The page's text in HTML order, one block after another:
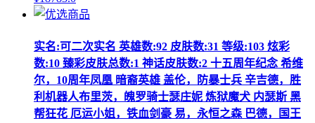
实名:可二次实名 英雄数:92 皮肤数:31 等级:103 炫彩
数:10 臻彩皮肤总数:1 神话皮肤数:2 十五周年纪念 希维
尔，10周年凤凰 暗裔英雄 盖伦，防暴士兵 辛吉德，胜
利机器人布里茨，魄罗骑士瑟庄妮 炼狱魔犬 内瑟斯 黑
帮狂花 厄运小姐，铁血剑豪 易，永恒之森 巴德，国王